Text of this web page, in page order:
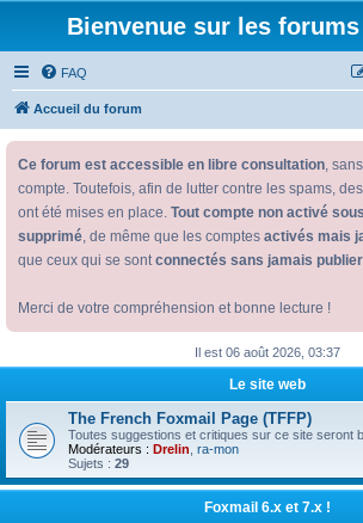
Bienvenue sur les forums
FAQ
Accueil du forum
Ce forum est accessible en libre consultation,
compte. Toutefois, afin de lutter contre les spams,
ont été mises en place. Tout compte non activé
supprimé, de même que les comptes activés mais
que ceux qui se sontconnectés sans jamais
Merci de votre compréhension et bonne lecture !
Il est 06 août 2026, 03:37
Le site web
The French Foxmail Page (TFFP)
Toutes suggestions et critiques sur ce site seront
Modérateurs : Drelin ra-mon
Sujets : 29
Foxmail 6.x et 7.x !